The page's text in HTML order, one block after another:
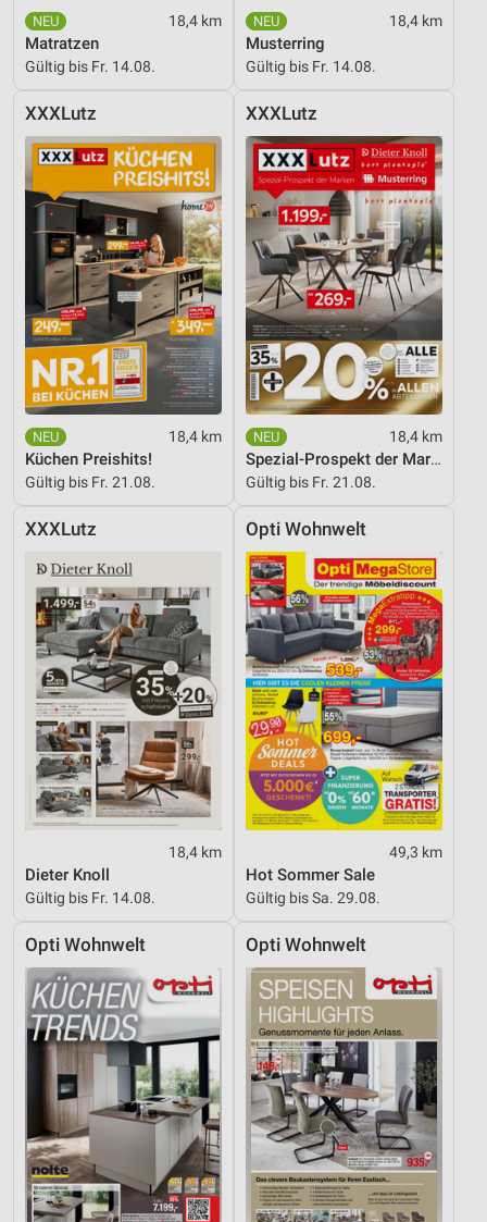
18,4 km
Matratzen
Gültig bis Fr. 14.08.
18,4 km
Musterring
Gültig bis Fr. 14.08.
XXXLutz
18,4 km
Küchen Preishits!
Gültig bis Fr. 21.08.
XXXLutz
18,4 km
Spezial-Prospekt der Marken
Gültig bis Fr. 21.08.
XXXLutz
18,4 km
Dieter Knoll
Gültig bis Fr. 14.08.
Opti Wohnwelt
49,3 km
Hot Sommer Sale
Gültig bis Sa. 29.08.
Opti Wohnwelt Opti Wohnwelt
Notwendig
Performance
Funktional
Werbung